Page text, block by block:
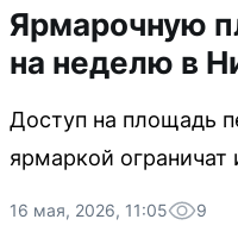
Ярмарочную
на неделю в
Доступ на площадь
ярмаркой
16 мая, 2026, 11:05 9